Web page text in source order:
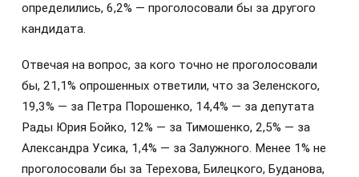
определились, 6,2% — проголосовали бы за другого
кандидата.
Отвечая на вопрос, за кого точно не проголосовали
бы, 21,1% опрошенных ответили, что за Зеленского,
19,3% — за Петра Порошенко, 14,4% — за депутата
Рады Юрия Бойко, 12% — за Тимошенко, 2,5% — за
Александра Усика, 1,4% — за Залужного. Менее 1% не
проголосовали бы за Терехова, Билецкого, Буданова,